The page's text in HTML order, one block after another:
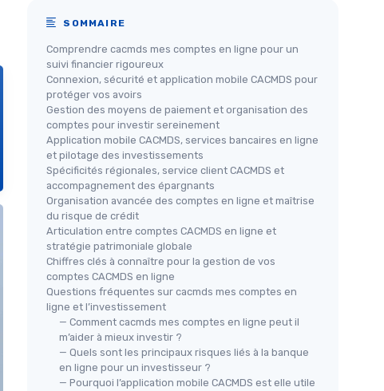
SOMMAIRE
Comprendre cacmds mes comptes en ligne pour un
suivi financier rigoureux
Connexion, sécurité et application mobile CACMDS pour
protéger vos avoirs
Gestion des moyens de paiement et organisation des
comptes pour investir sereinement
Application mobile CACMDS, services bancaires en ligne
et pilotage des investissements
Spécificités régionales, service client CACMDS et
accompagnement des épargnants
Organisation avancée des comptes en ligne et maîtrise
du risque de crédit
Articulation entre comptes CACMDS en ligne et
stratégie patrimoniale globale
Chiffres clés à connaître pour la gestion de vos
comptes CACMDS en ligne
Questions fréquentes sur cacmds mes comptes en
ligne et l’investissement
— Comment cacmds mes comptes en ligne peut il
m’aider à mieux investir ?
— Quels sont les principaux risques liés à la banque
en ligne pour un investisseur ?
— Pourquoi l’application mobile CACMDS est elle utile